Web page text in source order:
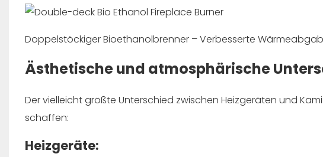
Doppelstöckiger Bioethanolbrenner – Verbesserte
Ästhetische und atmosphärische
Der vielleicht größte Unterschied zwischen Heizgeräten und
schaffen:
Heizgeräte: